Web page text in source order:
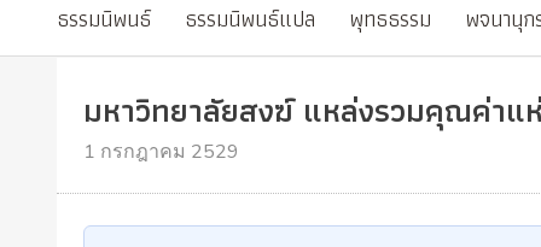
ธรรมนิพนธ์ ธรรมนิพนธ์แปล พุทธธรรม พจนานุ
มหาวิทยาลัยสงฆ์ แหล่งรวมคุณค่าแ
1 กรกฎาคม 2529